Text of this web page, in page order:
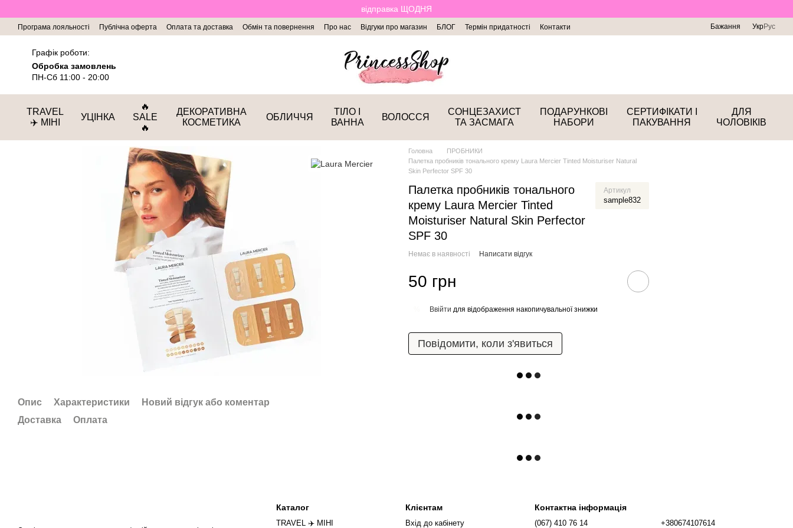
відправка ЩОДНЯ
Програма лояльності Публічна оферта Оплата та доставка Обмін та повернення Про нас Відгуки про магазин БЛОГ Термін придатності Контакти Бажання УкрРус
Графік роботи:
Обробка замовлень
ПН-Сб 11:00 - 20:00
TRAVEL
✈️ МІНІ
УЦІНКА
🔥
SALE
🔥
ДЕКОРАТИВНА
КОСМЕТИКА
ОБЛИЧЧЯ
ТІЛО І
ВАННА
ВОЛОССЯ
СОНЦЕЗАХИСТ
ТА ЗАСМАГА
ПОДАРУНКОВІ
НАБОРИ
СЕРТИФІКАТИ І
ПАКУВАННЯ
ДЛЯ
ЧОЛОВІКІВ
Опис Характеристики
Новий відгук або коментар
Доставка
Оплата
Головна
ПРОБНИКИ
Палетка пробників тонального крему Laura Mercier Tinted Moisturiser Natural
Skin Perfector SPF 30
Палетка пробників тонального
крему Laura Mercier Tinted
Moisturiser Natural Skin Perfector
SPF 30
Артикул
sample832
Немає в наявності Написати відгук
50 грн
Ввійти для відображення накопичувальної знижки
Повідомити, коли з'явиться
Каталог
TRAVEL ✈️ МІНІ
Клієнтам
Вхід до кабінету
Контактна інформація
(067) 410 76 14 +380674107614